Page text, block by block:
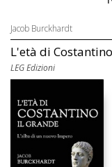
Jacob Burckhardt
L'età di
LEG Edizioni